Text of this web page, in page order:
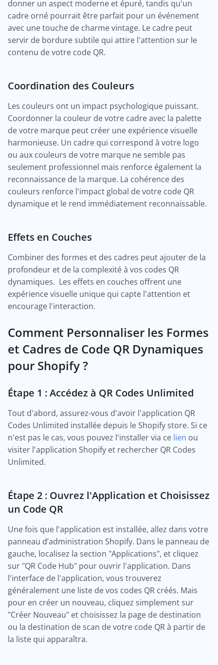
donner un aspect moderne et épuré, tandis qu'un
cadre orné pourrait être parfait pour un événement
avec une touche de charme vintage. Le cadre peut
servir de bordure subtile qui attire l'attention sur le
contenu de votre code QR.
Coordination des Couleurs
Les couleurs ont un impact psychologique puissant.
Coordonner la couleur de votre cadre avec la palette
de votre marque peut créer une expérience visuelle
harmonieuse. Un cadre qui correspond à votre logo
ou aux couleurs de votre marque ne semble pas
seulement professionnel mais renforce également la
reconnaissance de la marque. La cohérence des
couleurs renforce l'impact global de votre code QR
dynamique et le rend immédiatement reconnaissable.
Effets en Couches
Combiner des formes et des cadres peut ajouter de la
profondeur et de la complexité à vos codes QR
dynamiques. Les effets en couches offrent une
expérience visuelle unique qui capte l'attention et
encourage l'interaction.
Comment Personnaliser les Formes
et Cadres de Code QR Dynamiques
pour Shopify ?
Étape 1 : Accédez à QR Codes Unlimited
Tout d'abord, assurez-vous d'avoir l'application QR
Codes Unlimited installée depuis le Shopify store. Si ce
n'est pas le cas, vous pouvez l'installer via ce lien ou
visiter l'application Shopify et rechercher QR Codes
Unlimited.
Étape 2 : Ouvrez l'Application et Choisissez
un Code QR
Une fois que l'application est installée, allez dans votre
panneau d’administration Shopify. Dans le panneau de
gauche, localisez la section "Applications", et cliquez
sur "QR Code Hub" pour ouvrir l'application. Dans
l'interface de l'application, vous trouverez
généralement une liste de vos codes QR créés. Mais
pour en créer un nouveau, cliquez simplement sur
"Créer Nouveau" et choisissez la page de destination
ou la destination de scan de votre code QR à partir de
la liste qui apparaîtra.